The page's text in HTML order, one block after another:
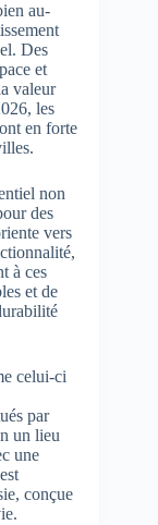
au-
Des
et
valeur
les
en forte
non
des
vers
à ces
et de
celui-ci
par
un lieu
une
conçue